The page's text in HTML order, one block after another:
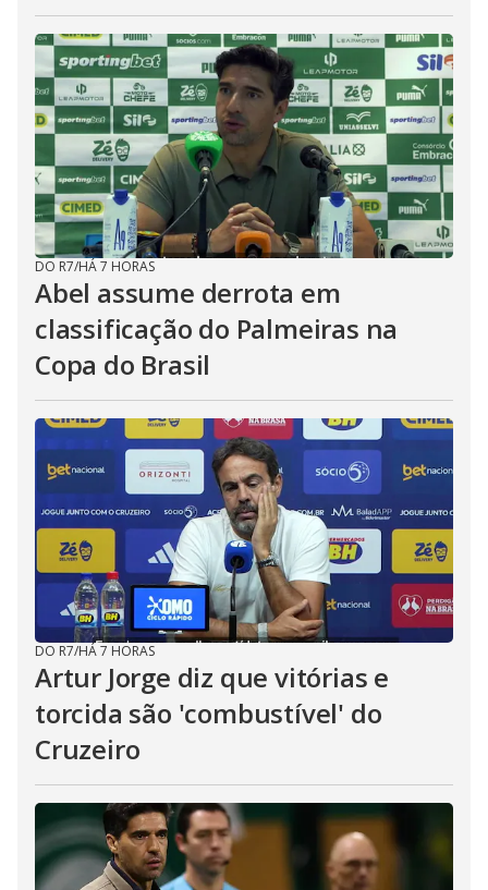
DO R7/HÁ 7 HORAS
Abel assume derrota em
classificação do Palmeiras na
Copa do Brasil
DO R7/HÁ 7 HORAS
Artur Jorge diz que vitórias e
torcida são 'combustível' do
Cruzeiro